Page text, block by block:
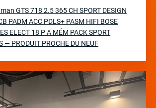
GTS 718 2.5 365 CH SPORT DESIGN
PADM ACC PDLS+ PASM HIFI BOSE
ELECT 18 P A MÉM PACK SPORT
— PRODUIT PROCHE DU NEUF